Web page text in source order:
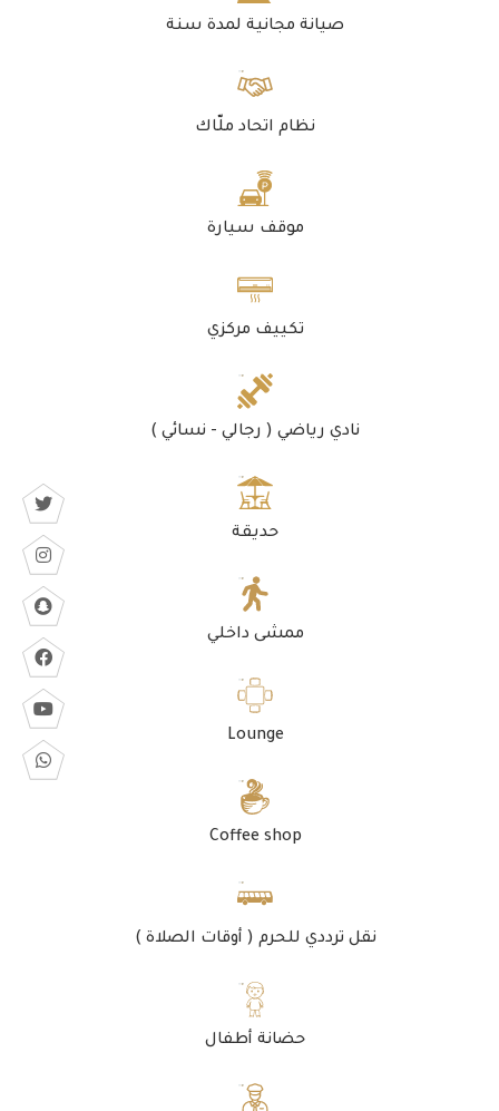
صيانة مجانية لمدة سنة
نظام اتحاد ملّاك
موقف سيارة
تكييف مركزي
نادي رياضي ( رجالي - نسائي )
حديقة
ممشى داخلي
Lounge
Coffee shop
نقل ترددي للحرم ( أوقات الصلاة )
حضانة أطفال